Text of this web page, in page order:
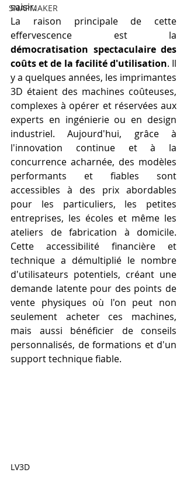
SNAPMAKER
saisir.
La raison principale de cette
démocratisation spectaculaire des
coûts et de la facilité d'utilisation. Il
y a quelques années, les imprimantes
3D étaient des machines coûteuses,
complexes à opérer et réservées aux
experts en ingénierie ou en design
industriel. Aujourd'hui, grâce à
l'innovation continue et à la
concurrence acharnée, des modèles
performants et fiables sont
accessibles à des prix abordables
pour les particuliers, les petites
entreprises, les écoles et même les
ateliers de fabrication à domicile.
Cette accessibilité financière et
technique a démultiplié le nombre
d'utilisateurs potentiels, créant une
demande latente pour des points de
vente physiques où l'on peut non
seulement acheter ces machines,
mais aussi bénéficier de conseils
personnalisés, de formations et d'un
support technique fiable.
LV3D